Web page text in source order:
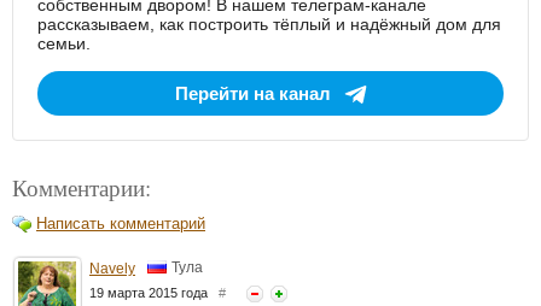
собственным двором! В нашем телеграм-канале
рассказываем, как построить тёплый и надёжный дом для
семьи.
Перейти на канал
Комментарии:
Написать комментарий
Navely Тула
19 марта 2015 года #